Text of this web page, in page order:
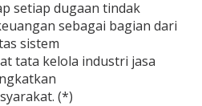
setiap dugaan tindak
sebagai bagian dari
sistem
tata kelola industri jasa
(*)